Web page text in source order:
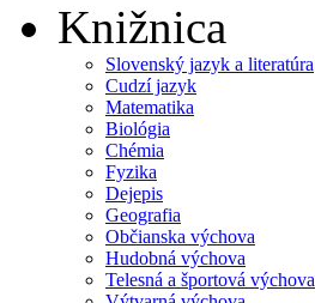
Knižnica
Slovenský jazyk a literatúra
Cudzí jazyk
Matematika
Biológia
Chémia
Fyzika
Dejepis
Geografia
Občianska výchova
Hudobná výchova
Telesná a športová výchova